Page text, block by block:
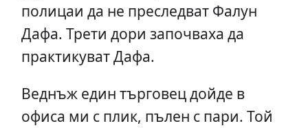
полицаи да не преследват Фалун
Дафа. Трети дори започваха да
практикуват Дафа.
Веднъж един търговец дойде в
офиса ми с плик, пълен с пари. Той